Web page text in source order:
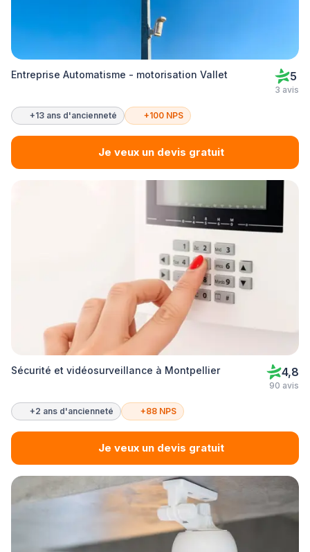
Entreprise Automatisme - motorisation Vallet 5
3 avis
+13 ans d'ancienneté +100 NPS
Je veux un devis gratuit
Sécurité et vidéosurveillance à Montpellier 4,8
90 avis
+2 ans d'ancienneté +88 NPS
Je veux un devis gratuit